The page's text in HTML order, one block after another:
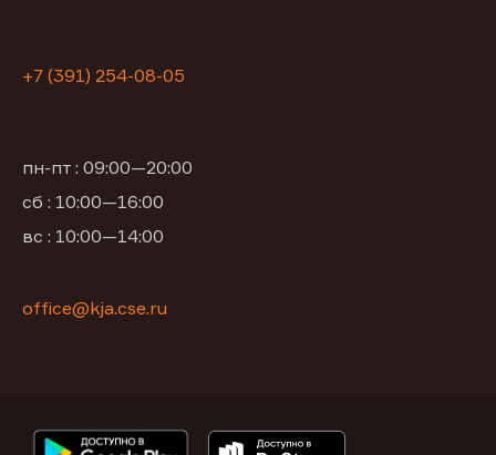
+7 (391) 254-08-05
пн-пт : 09:00—20:00
сб : 10:00—16:00
вс : 10:00—14:00
office@kja.cse.ru